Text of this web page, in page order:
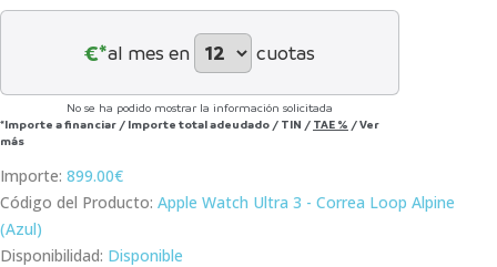
€*al mes en cuotas
No se ha podido mostrar la información solicitada
*Importe a financiar / Importe total adeudado / TIN / TAE % /Ver
más
Importe: 899.00€
Código del Producto: Apple Watch Ultra 3 - Correa Loop Alpine
(Azul)
Disponibilidad: Disponible